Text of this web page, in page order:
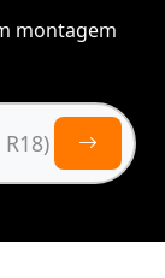
montagem